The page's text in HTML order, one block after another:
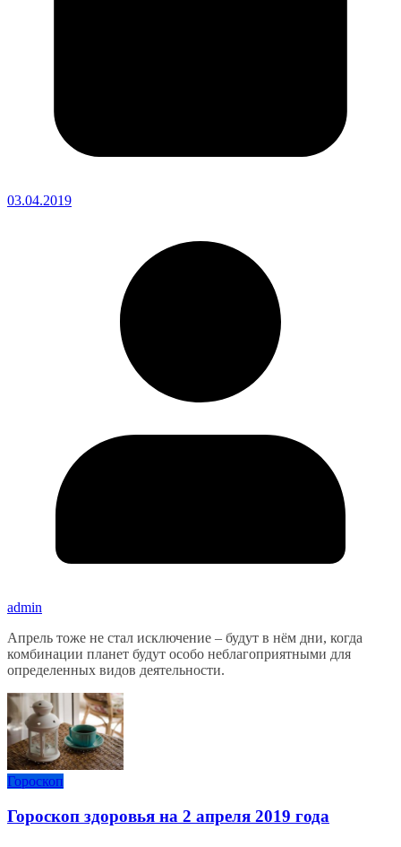
03.04.2019
admin
Апрель тоже не стал исключение – будут в нём дни, когда
комбинации планет будут особо неблагоприятными для
определенных видов деятельности.
Гороскоп
Гороскоп здоровья на 2 апреля 2019 года